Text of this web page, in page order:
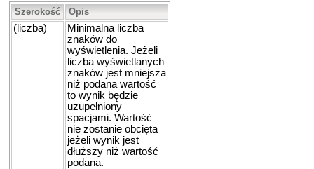
Szerokość Opis
(liczba)
Minimalna liczba
znaków do
wyświetlenia. Jeżeli
liczba wyświetlanych
znaków jest mniejsza
niż podana wartość
to wynik będzie
uzupełniony
spacjami. Wartość
nie zostanie obcięta
jeżeli wynik jest
dłuższy niż wartość
podana.